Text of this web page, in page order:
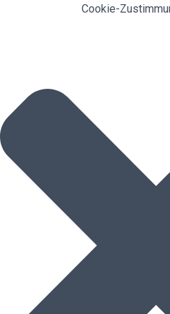
Cookie-